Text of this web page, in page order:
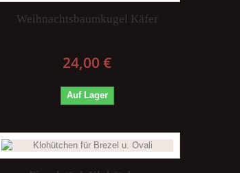
Weihnachtsbaumkugel Käfer
24,00 €
Auf Lager